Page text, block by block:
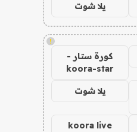
يلا شوت
!
كورة ستار -
koora-star
يلا شوت
koora live